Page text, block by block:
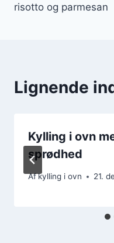
risotto og parmesan
Lignende
Kylling i ovn
sprødhed
Afkylling i ovn 21.